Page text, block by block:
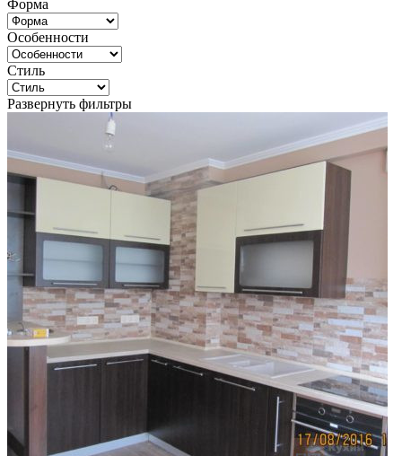
Форма
Особенности
Стиль
Развернуть фильтры